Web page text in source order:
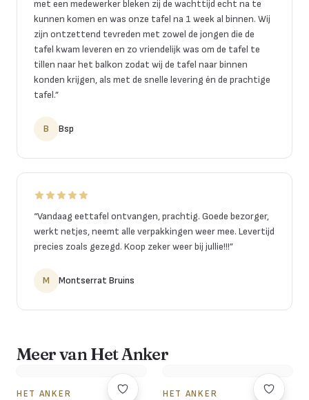
met een medewerker bleken zij de wachttijd echt na te
kunnen komen en was onze tafel na 1 week al binnen. Wij
zijn ontzettend tevreden met zowel de jongen die de
tafel kwam leveren en zo vriendelijk was om de tafel te
tillen naar het balkon zodat wij de tafel naar binnen
konden krijgen, als met de snelle levering én de prachtige
tafel.”
B Bsp
“Vandaag eettafel ontvangen, prachtig. Goede bezorger,
werkt netjes, neemt alle verpakkingen weer mee. Levertijd
precies zoals gezegd. Koop zeker weer bij jullie!!!”
M Montserrat Bruins
Meer van Het Anker
HET ANKER HET ANKER